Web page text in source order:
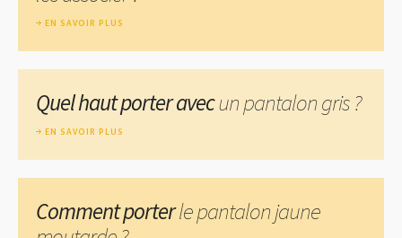
EN SAVOIR PLUS
Quel haut porter avecun pantalon gris ?
EN SAVOIR PLUS
Comment porterle pantalon jaune